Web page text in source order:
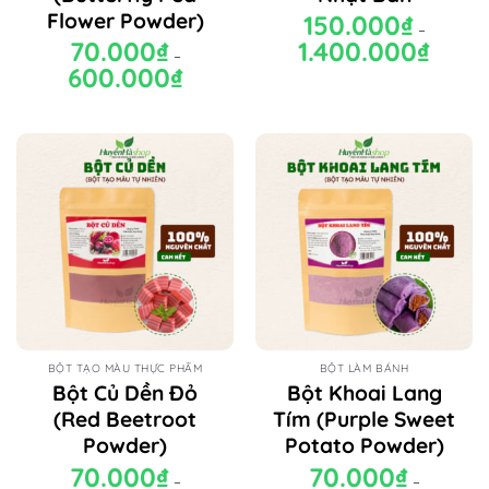
Flower Powder)
70.000₫ –
600.000₫Khoảng
giá:
600.000₫
150.000₫ –
1.400.000₫Khoảng
BỘT TẠO MÀU THỰC PHẨM
Bột Củ Dền Đỏ
(Red Beetroot
Powder)
70.000₫ –
BỘT LÀM BÁNH
Bột Khoai Lang
Tím (Purple Sweet
Potato Powder)
70.000₫ –